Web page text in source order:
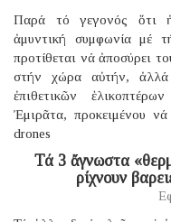
Παρά τό γεγονός ὅτι
ἀμυντική συμφωνία μέ
προτίθεται νά ἀποσύρει
στήν χώρα αὐτήν, ἀλλά
ἐπιθετικῶν
Ἐμιρᾶτα, προκειμένου
drones
Τά 3 ἄγνωστα
ρίχνουν